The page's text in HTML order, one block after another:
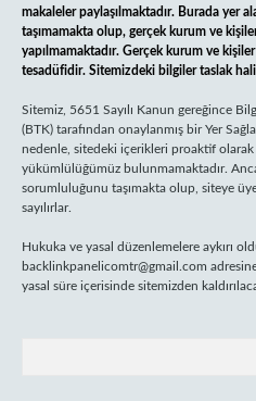
makaleler paylaşılmaktadır. Burada yer
taşımamakta olup, gerçek kurum ve
yapılmamaktadır. Gerçek kurum ve
tesadüfidir. Sitemizdeki bilgiler taslak
Sitemiz, 5651 Sayılı Kanun gereğince
(BTK) tarafından onaylanmış bir Yer
nedenle, sitedeki içerikleri proaktif olarak
yükümlülüğümüz bulunmamaktadır.
sorumluluğunu taşımakta olup, siteye
sayılırlar.
Hukuka ve yasal düzenlemelere aykırı
backlinkpanelicomtr@gmail.com
yasal süre içerisinde sitemizden